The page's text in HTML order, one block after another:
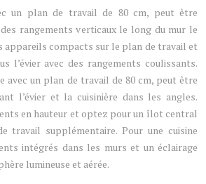
un plan de travail de 80 cm, peut être
rangements verticaux le long du mur le
appareils compacts sur le plan de travail et
l’évier avec des rangements coulissants.
avec un plan de travail de 80 cm, peut être
l’évier et la cuisinière dans les angles.
en hauteur et optez pour un îlot central
travail supplémentaire. Pour une cuisine
intégrés dans les murs et un éclairage
lumineuse et aérée.